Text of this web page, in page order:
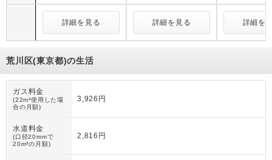
詳細を見る 詳細を見る 詳細を
荒川区(東京都)の生活
ガス料金
(22m³使用した場
合の月額)
3,926円
水道料金
(口径20mmで
20m³の月額)
2,816円